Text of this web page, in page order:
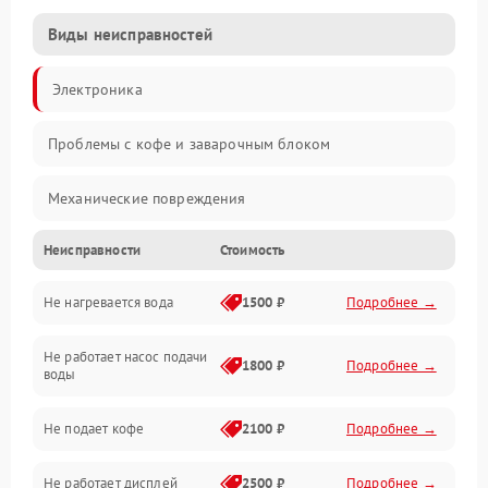
Виды неисправностей
Электроника
Проблемы с кофе и заварочным блоком
Механические повреждения
Прочие неисправности
Включение и работа
Проблемы с водой
Проблемы с капучинатором и паром
Управление и электроника
Неисправности Стоимость
Не нагревается вода 1500 ₽ Подробнее →
Не работает насос подачи
воды
1800 ₽ Подробнее →
Не подает кофе 2100 ₽ Подробнее →
Не работает дисплей 2500 ₽ Подробнее →